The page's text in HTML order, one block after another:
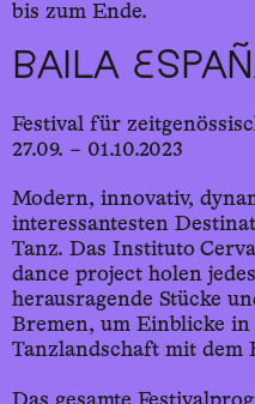
bis zum Ende.
BAILA
Festival für
27.09. – 01.10.2023
Modern, innovativ,
interessantesten
Tanz. Das Instituto
dance project holen
herausragende Stücke
Bremen, um Einblicke
Tanzlandschaft mit dem